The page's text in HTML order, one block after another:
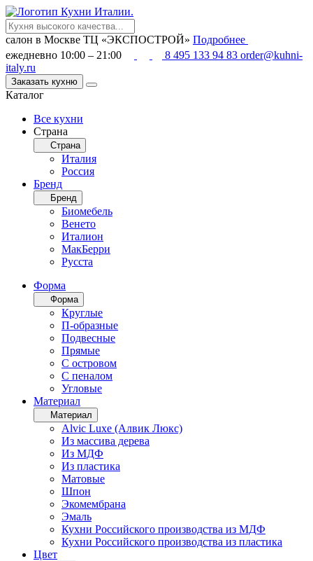
салон в Москве ТЦ «ЭКСПОСТРОЙ» Подробнее
ежедневно 10:00 – 21:00
8 495 133 94 83 order@kuhni-
italy.ru
Заказать кухню
Каталог
Все кухни
Страна
Страна
Италия
Россия
Бренд
Бренд
Биомебель
Венето
Италион
МакБерри
Русста
Форма
Форма
Круглые
П-образные
Подвесные
Прямые
С островом
С пеналом
Угловые
Материал
Материал
Alvic Luxe (Алвик Люкс)
Из массива дерева
Из МДФ
Из пластика
Матовые
Шпон
Экомембрана
Эмаль
Кухни Российского производства из МДФ
Кухни Российского производства из пластика
Цвет